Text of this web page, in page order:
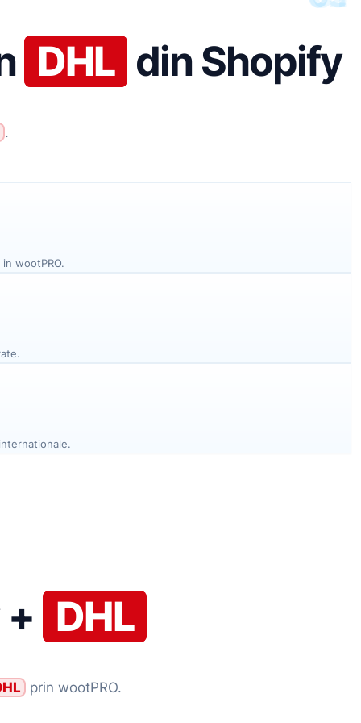
DHL din Shopify
.
wootPRO.
DHL
prin wootPRO.